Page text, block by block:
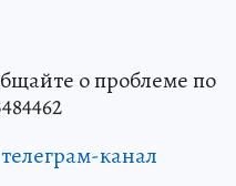
о проблеме по
телеграм-канал